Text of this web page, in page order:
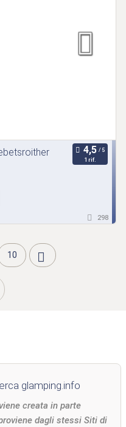
1 rif.
298
10
glamping.info
creata in parte
dagli stessi Siti di